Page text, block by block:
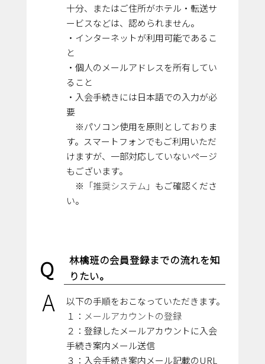
十分、またはご住所がホテル・転送サ
ービスなどは、認められません。
・インターネットが利用可能であるこ
と
・個人のメールアドレスを所有してい
ること
・入会手続きには日本語での入力が必
要
※パソコン使用を原則としておりま
す。スマートフォンでもご利用いただ
けますが、一部対応していないページ
もございます。
※ 「推奨システム」 もご確認くださ
い。
Q
林檎班の会員登録までの流れを知
りたい。
A
以下の手順をおこなっていただきます。
１： メールアカウントの登録
２：登録したメールアカウントに入会
手続き案内メール送信
３：入会手続き案内メール記載のURL